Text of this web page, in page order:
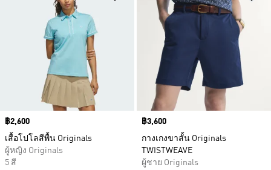
Price
฿2,600
เสื้อโปโลสีพื้น Originals
ผู้หญิง Originals
5 สี
Price
฿3,600
กางเกงขาสั้น Originals
TWISTWEAVE
ผู้ชาย Originals